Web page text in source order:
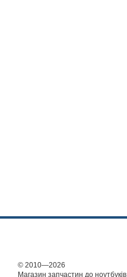
© 2010—2026
Магазин запчастин до ноутбуків